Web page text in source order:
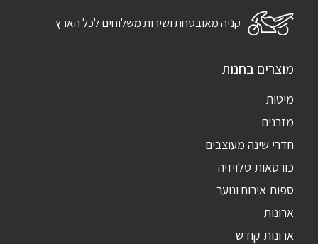
קניה מאובטחת ושירות משלוחים לכל הארץ
מוצרים בחנות
מיטות
מזרנים
חדרי שינה מעוצבים
כורסאות טלויזיה
ספות אירוח ונוער
ארונות
ארונות קודש